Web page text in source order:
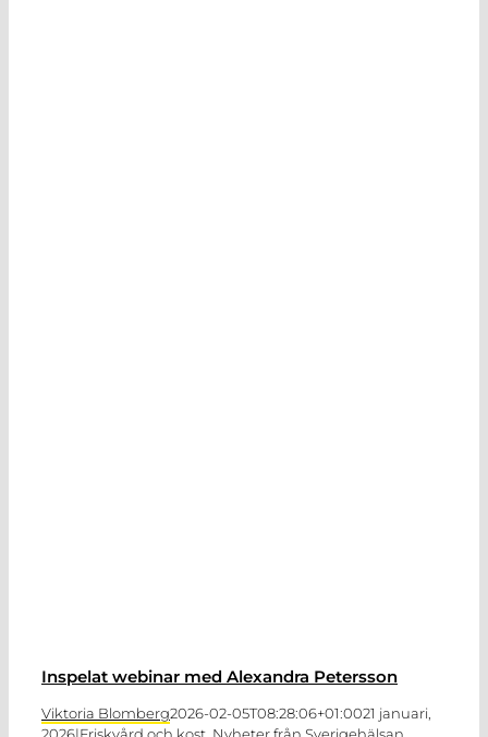
Inspelat webinar med Alexandra Petersson
Viktoria Blomberg2026-02-05T08:28:06+01:0021 januari,